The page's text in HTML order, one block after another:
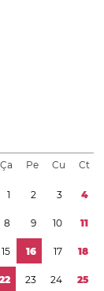
Ça Pe Cu Ct
1 2 3 4
8 9 10 11
15 16 17 18
22 23 24 25